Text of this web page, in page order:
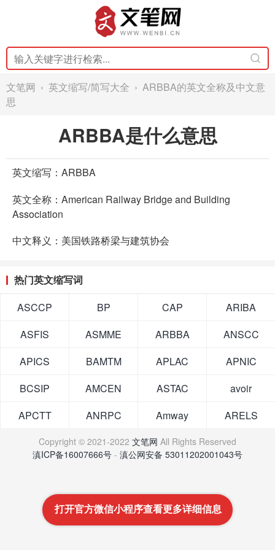
文笔网 › 英文缩写/简写大全 › ARBBA的英文全称及中文意
思
ARBBA是什么意思
英文缩写：ARBBA
英文全称：American Railway Bridge and Building
Association
中文释义：美国铁路桥梁与建筑协会
热门英文缩写词
ASCCP
BP CAP
ARIBA
ASFIS
ASMME ARBBA
ANSCC
APICS
BAMTM APLAC
APNIC
BCSIP
AMCEN ASTAC
avoir
APCTT
ANRPC Amway ARELS
Copyright © 2021-2022 文笔网 All Rights Reserved
滇ICP备16007666号 - 滇公网安备 53011202001043号
打开官方微信小程序查看更多详细信息